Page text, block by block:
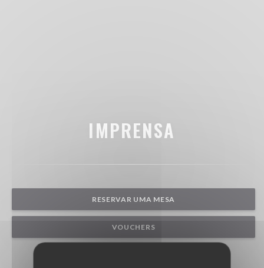
IMPRENSA
RESERVAR UMA MESA
VOUCHERS